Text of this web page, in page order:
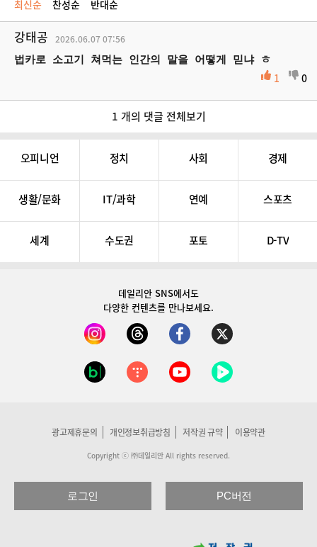
최신순 찬성순 반대순
강태공 2026.06.0707:56
법카로 소고기 쳐먹는 인간의 말을 어떻게 믿냐 ㅎ
1 0
1 개의 댓글 전체보기
오피니언 정치 사회 경제
생활/문화 IT/과학 연예 스포츠
세계 수도권 포토 D-TV
데일리안 SNS에서도
다양한 컨텐츠를 만나보세요.
광고제휴문의 개인정보취급방침 저작권 규약 이용약관
Copyright ⓒ ㈜데일리안 All rights reserved.
로그인 PC버전